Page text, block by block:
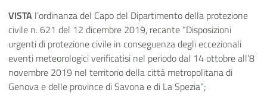
VISTA l’ordinanza del Capo del Dipartimento della protezione
civile n. 621 del 12 dicembre 2019, recante “Disposizioni
urgenti di protezione civile in conseguenza degli eccezionali
eventi meteorologici verificatisi nel periodo dal 14 ottobre all’8
novembre 2019 nel territorio della città metropolitana di
Genova e delle province di Savona e di La Spezia”;